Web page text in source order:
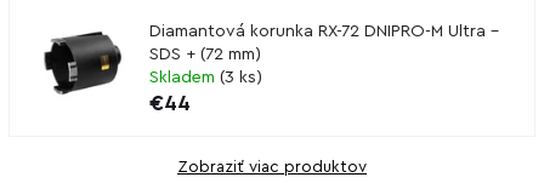
Diamantová korunka RX-72 DNIPRO-M Ultra -
SDS + (72 mm)
Skladem (3 ks)
€44
Zobraziť viac produktov